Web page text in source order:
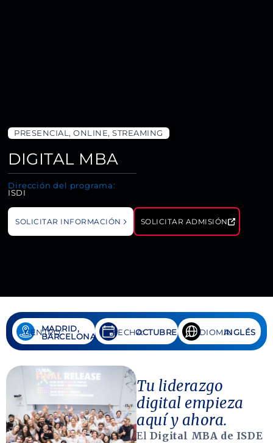
PRESENCIAL, ONLINE, STREAMING
DIGITAL MBA
Dirección del programa:
ISDI
SOLICITAR INFORMACIÓN SOLICITAR ADMISIÓN
CENTRO:
MADRID,
BARCELONA
FECHA:OCTUBRE IDIOMA:INGLÉS
Tu liderazgo
digital empieza
aquí y ahora.
El Digital MBA de ISDE